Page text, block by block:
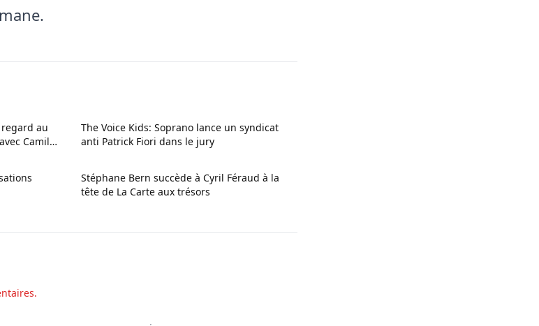
au
Camille
The Voice Kids: Soprano lance un syndicat
anti Patrick Fiori dans le jury
Stéphane Bern succède à Cyril Féraud à la
tête de La Carte aux trésors